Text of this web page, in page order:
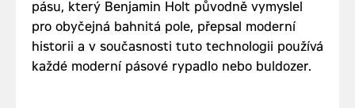
pásu, který Benjamin Holt původně vymyslel
pro obyčejná bahnitá pole, přepsal moderní
historii a v současnosti tuto technologii používá
každé moderní pásové rypadlo nebo buldozer.